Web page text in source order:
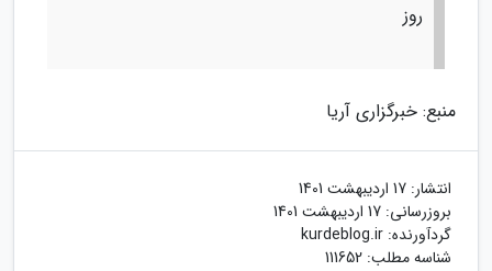
روز
منبع: خبرگزاری آریا
انتشار: 17 اردیبهشت 1401
بروزرسانی: 17 اردیبهشت 1401
گردآورنده: kurdeblog.ir
شناسه مطلب: 111652